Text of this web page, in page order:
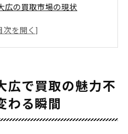
広の買取市場の現状
のメリット
すための秘訣
ための秘訣広島県呉市広大
広で買取の魅力不
わる瞬間